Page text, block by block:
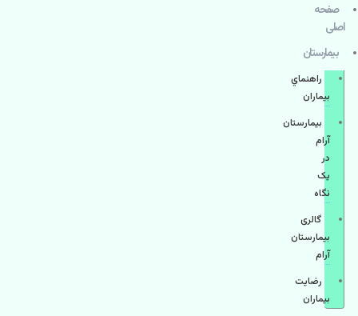
صفحه
اصلی
بيمارستان
راهنماي
بیماران
بیمارستان
آرام
در
یک
نگاه
گالری
بیمارستان
آرام
رضایت
بیماران